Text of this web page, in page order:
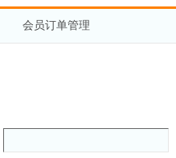
会员订单管理